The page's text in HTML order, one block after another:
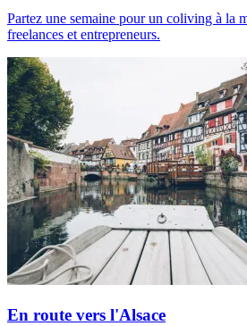
Partez une semaine pour un coliving à la
freelances et entrepreneurs.
En route vers l'Alsace